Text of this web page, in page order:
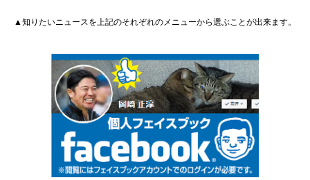
▲知りたいニュースを上記のそれぞれのメニューから選ぶことが出来ます。